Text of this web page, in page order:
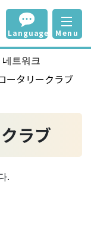
Language Menu
트워크
ータリークラブ
ラブ
.